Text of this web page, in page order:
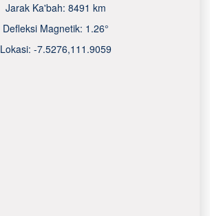
Jarak Ka'bah: 8491 km
Defleksi Magnetik: 1.26°
Lokasi: -7.5276,111.9060